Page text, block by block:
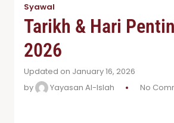
Syawal
Tarikh & Hari
2026
Updated on January 16, 2026
by
Yayasan Al-Islah No